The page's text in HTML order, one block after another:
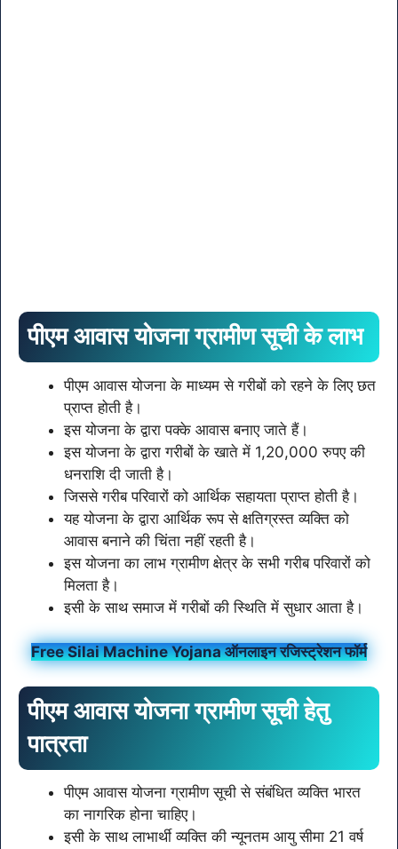
पीएम आवास योजना ग्रामीण सूची के लाभ
पीएम आवास योजना के माध्यम से गरीबों को रहने के लिए छत
प्राप्त होती है।
इस योजना के द्वारा पक्के आवास बनाए जाते हैं।
इस योजना के द्वारा गरीबों के खाते में 1,20,000 रुपए की
धनराशि दी जाती है।
जिससे गरीब परिवारों को आर्थिक सहायता प्राप्त होती है।
यह योजना के द्वारा आर्थिक रूप से क्षतिग्रस्त व्यक्ति को
आवास बनाने की चिंता नहीं रहती है।
इस योजना का लाभ ग्रामीण क्षेत्र के सभी गरीब परिवारों को
मिलता है।
इसी के साथ समाज में गरीबों की स्थिति में सुधार आता है।
Free Silai Machine Yojana ऑनलाइन रजिस्ट्रेशन फॉर्म
पीएम आवास योजना ग्रामीण सूची हेतु
पात्रता
पीएम आवास योजना ग्रामीण सूची से संबंधित व्यक्ति भारत
का नागरिक होना चाहिए।
इसी के साथ लाभार्थी व्यक्ति की न्यूनतम आयु सीमा 21 वर्ष